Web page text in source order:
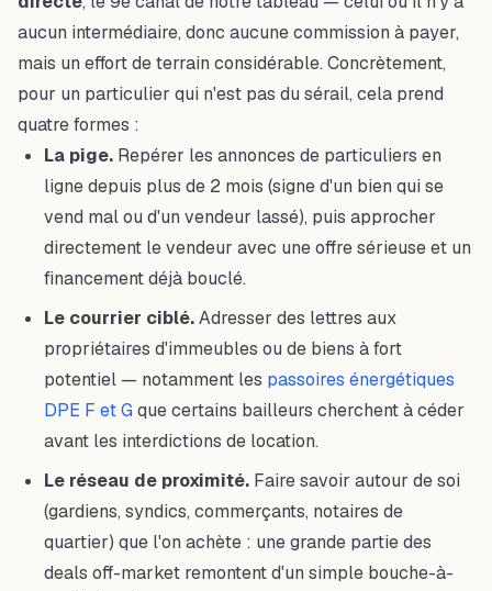
aucun intermédiaire, donc aucune commission à payer,
mais un effort de terrain considérable. Concrètement,
pour un particulier qui n'est pas du sérail, cela prend
quatre formes :
La pige. Repérer les annonces de particuliers en
ligne depuis plus de 2 mois (signe d'un bien qui se
vend mal ou d'un vendeur lassé), puis approcher
directement le vendeur avec une offre sérieuse et un
financement déjà bouclé.
Le courrier ciblé.Adresser des lettres aux
propriétaires d'immeubles ou de biens à fort
potentiel — notamment les passoires énergétiques
DPE F et Gque certains bailleurs cherchent à céder
avant les interdictions de location.
Le réseau de proximité. Faire savoir autour de soi
(gardiens, syndics, commerçants, notaires de
quartier) que l'on achète : une grande partie des
deals off-market remontent d'un simple bouche-à-